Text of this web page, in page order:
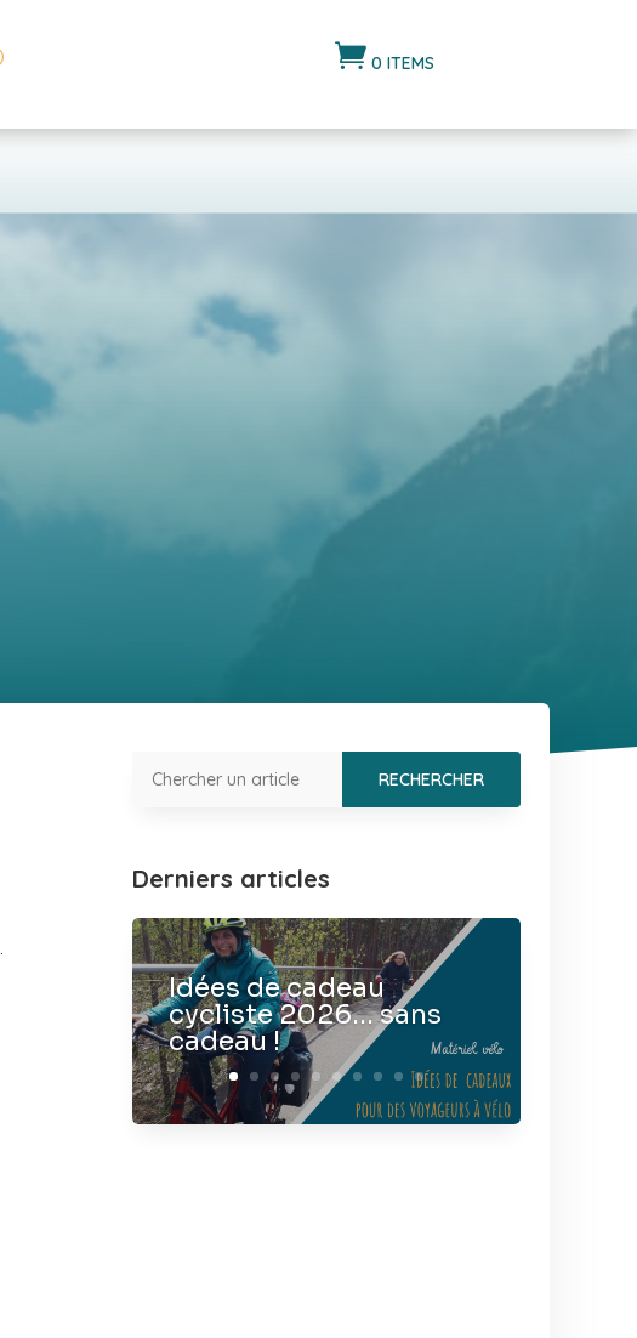
 0 ITEMS
Derniers articles
Idées de cadeau
cycliste 2026… sans
cadeau !